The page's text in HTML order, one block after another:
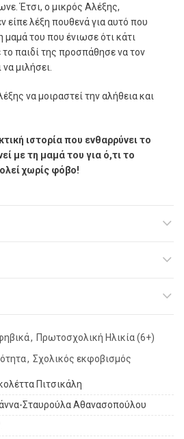
Έτσι, ο µικρός Αλέξης,
είπε λέξη πουθενά για αυτό που
µαµά του που ένιωσε ότι κάτι
παιδί της προσπάθησε να τον
µιλήσει.
να µοιραστεί την αλήθεια και
ιστορία που ενθαρρύνει το
με τη μαμά του για ό,τι το
χωρίς φόβο!
, Πρωτοσχολική Ηλικία (6+)
, Σχολικός εκφοβισμός
Πιτσικάλη
Σταυρούλα Αθανασοπούλου